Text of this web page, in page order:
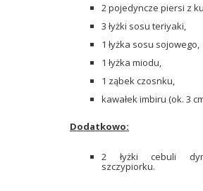
2 pojedyncze piersi z
3 łyżki sosu teriyaki,
1 łyżka sosu sojowego,
1 łyżka miodu,
1 ząbek czosnku,
kawałek imbiru (ok. 3
Dodatkowo:
2 łyżki cebuli
szczypiorku.